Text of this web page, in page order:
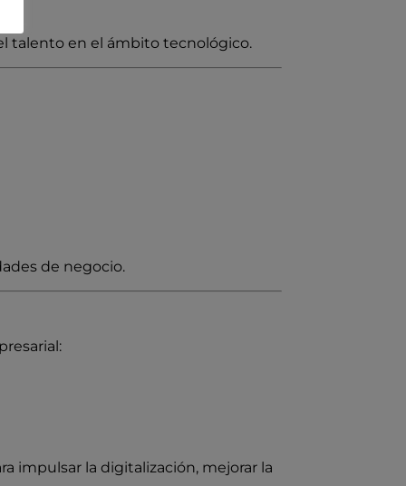
talento en el ámbito tecnológico.
de negocio.
impulsar la digitalización, mejorar la